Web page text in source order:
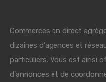
Commerces en direct
dizaines d'agences et
particuliers. Vous est ainsi
d'annonces et de